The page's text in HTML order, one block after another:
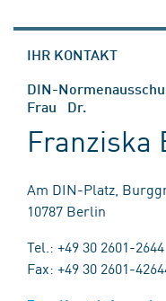
IHR KONTAKT
DIN-
Frau Dr.
Franziska
Am DIN-Platz,
10787 Berlin
Tel.: +49 30 2601-2644
Fax: +49 30 2601-